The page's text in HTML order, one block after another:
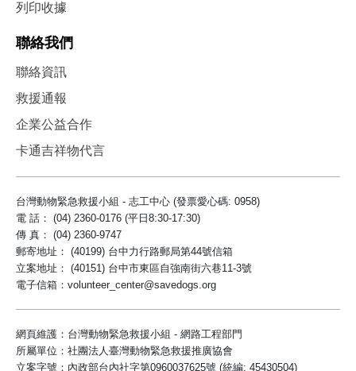
列印收據
聯絡我們
聯絡資訊
救援通報
企業公益合作
卡通吉祥物代言
台灣動物緊急救援小組 - 志工中心 (發票愛心碼: 0958)
電 話： (04) 2360-0176 (平日8:30-17:30)
傳 真： (04) 2360-9747
郵寄地址： (40199) 台中力行路郵局第44號信箱
立案地址： (40151) 台中市東區自強南街六巷11-3號
電子信箱：volunteer_center@savedogs.org
網頁維護：台灣動物緊急救援小組 - 網路工程部門
所屬單位：社團法人臺灣動物緊急救援推廣協會
立案字號：內政部台內社字第0960037625號 (統編: 45430504)